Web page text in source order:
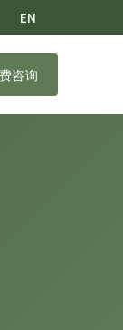
EN
咨询